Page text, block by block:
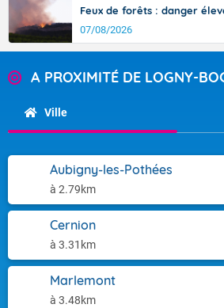
Feux de forêts : danger
07/08/2026
A PROXIMITÉ DE LOGNY-
Ville
Aubigny-les-Pothées
à 2.79km
Cernion
à 3.31km
Marlemont
à 3.48km